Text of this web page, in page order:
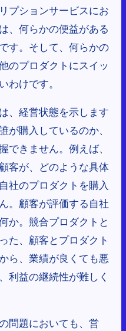
プションサービスにお
、何らかの便益がある
す。そして、何らかの
のプロダクトにスイッ
わけです。
、経営状態を示します
が購入しているのか、
できません。例えば、
客が、どのような具体
社のプロダクトを購入
。顧客が評価する自社
か。競合プロダクトと
た、顧客とプロダクト
ら、業績が良くても悪
利益の継続性が難しく
問題においても、営